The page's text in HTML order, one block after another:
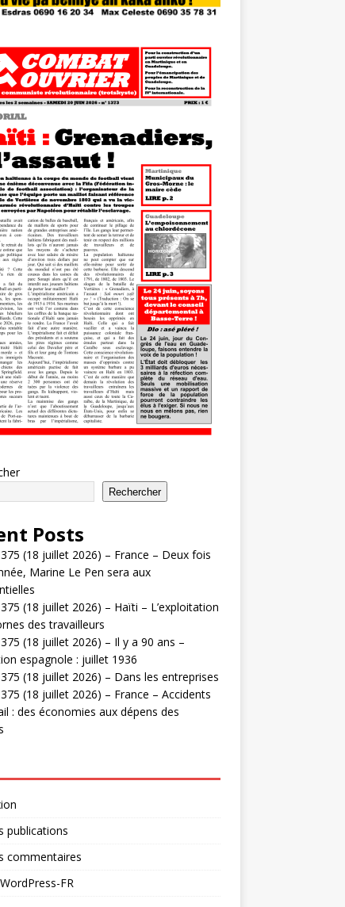
Rechercher
Posts
(18 juillet 2026) – France – Deux fois
Marine Le Pen sera aux
(18 juillet 2026) – Haïti – L’exploitation
des travailleurs
(18 juillet 2026) – Il y a 90 ans –
espagnole : juillet 1936
(18 juillet 2026) – Dans les entreprises
(18 juillet 2026) – France – Accidents
: des économies aux dépens des
publications
commentaires
FR